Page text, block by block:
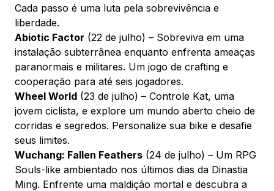
Cada passo é uma luta pela sobrevivência e
liberdade.
Abiotic Factor (22 de julho) – Sobreviva em uma
instalação subterrânea enquanto enfrenta ameaças
paranormais e militares. Um jogo de crafting e
cooperação para até seis jogadores.
Wheel World (23 de julho) – Controle Kat, uma
jovem ciclista, e explore um mundo aberto cheio de
corridas e segredos. Personalize sua bike e desafie
seus limites.
Wuchang: Fallen Feathers (24 de julho) – Um RPG
Souls-like ambientado nos últimos dias da Dinastia
Ming. Enfrente uma maldição mortal e descubra a